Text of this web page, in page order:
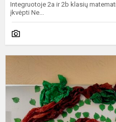
Integruotoje 2a ir 2b klasių
įkvėpti Ne...